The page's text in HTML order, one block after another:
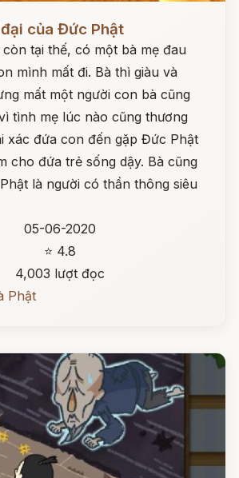
của Đức Phật
tại thế, có một bà mẹ đau
mình mất đi. Bà thì giàu và
mất một người con bà cũng
tình mẹ lúc nào cũng thương
xác đứa con đến gặp Đức Phật
cho đứa trẻ sống dậy. Bà cũng
là người có thần thông siêu
05-06-2020
⭐ 4.8
4,003 lượt đọc
Phật